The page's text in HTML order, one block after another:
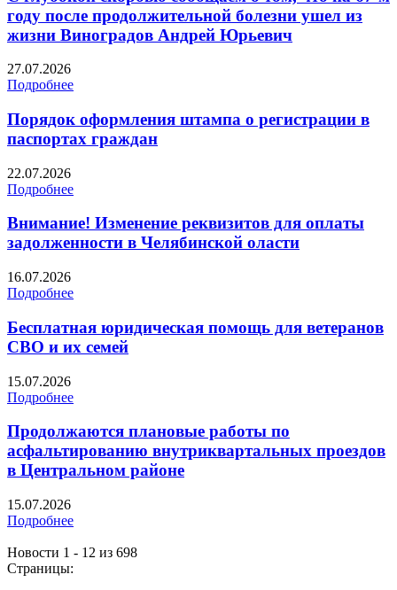
году после продолжительной болезни ушел из
жизни Виноградов Андрей Юрьевич
27.07.2026
Подробнее
Порядок оформления штампа о регистрации в
паспортах граждан
22.07.2026
Подробнее
Внимание! Изменение реквизитов для оплаты
задолженности в Челябинской оласти
16.07.2026
Подробнее
Бесплатная юридическая помощь для ветеранов
СВО и их семей
15.07.2026
Подробнее
Продолжаются плановые работы по
асфальтированию внутриквартальных проездов
в Центральном районе
15.07.2026
Подробнее
Новости 1 - 12 из 698
Страницы: